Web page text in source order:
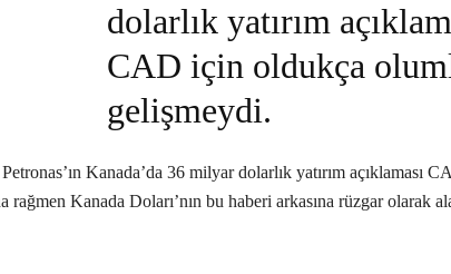
dolarlık yatırım
CAD için oldukça
gelişmeydi.
Kanada’da 36 milyar dolarlık yatırım açıklaması
Kanada Doları’nın bu haberi arkasına rüzgar olarak